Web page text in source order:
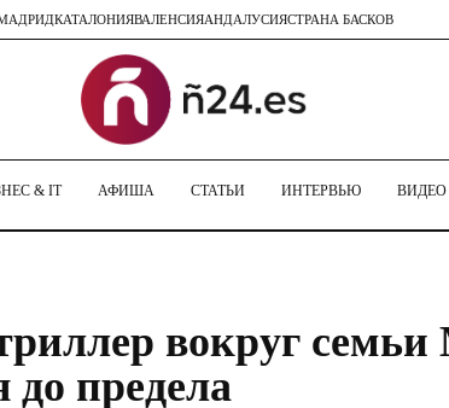
КАТАЛОНИЯВАЛЕНСИЯАНДАЛУСИЯСТРАНА БАСКОВ
& IT АФИША СТАТЬИ ИНТЕРВЬЮ ВИДЕО
вокруг семьи
до предела